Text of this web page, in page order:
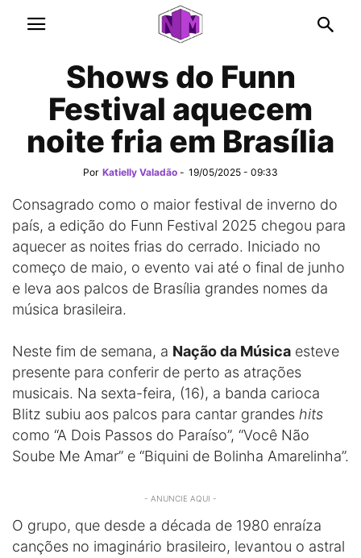
Shows do Funn
Festival aquecem
noite fria em Brasília
Por Katielly Valadão - 19/05/2025 - 09:33
Consagrado como o maior festival de inverno do
país, a edição do Funn Festival 2025 chegou para
aquecer as noites frias do cerrado. Iniciado no
começo de maio, o evento vai até o final de junho
e leva aos palcos de Brasília grandes nomes da
música brasileira.
Neste fim de semana, a Nação da Música esteve
presente para conferir de perto as atrações
musicais. Na sexta-feira, (16), a banda carioca
Blitz subiu aos palcos para cantar grandes hits
como “A Dois Passos do Paraíso”, “Você Não
Soube Me Amar” e “Biquini de Bolinha Amarelinha”.
- ANUNCIE AQUI -
O grupo, que desde a década de 1980 enraíza
canções no imaginário brasileiro, levantou o astral